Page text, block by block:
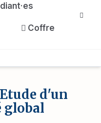
Coffre
d'un
global